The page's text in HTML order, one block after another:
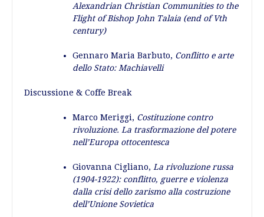
Alexandrian Christian Communities to the
Flight of Bishop John Talaia (end of Vth
century)
Gennaro Maria Barbuto, Conflitto e arte
dello Stato: Machiavelli
Discussione & Coffe Break
Marco Meriggi, Costituzione contro
rivoluzione. La trasformazione del potere
nell’Europa ottocentesca
Giovanna Cigliano, La rivoluzione russa
(1904-1922): conflitto, guerre e violenza
dalla crisi dello zarismo alla costruzione
dell’Unione Sovietica